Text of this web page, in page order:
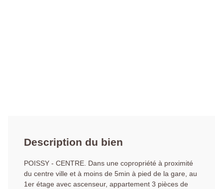
Description du bien
POISSY - CENTRE. Dans une copropriété à proximité
du centre ville et à moins de 5min à pied de la gare, au
1er étage avec ascenseur, appartement 3 pièces de